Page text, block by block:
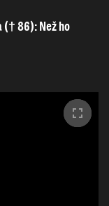
86): Než ho